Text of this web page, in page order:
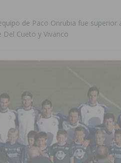
de Paco Onrubia fue superior
Cueto y Vivanco